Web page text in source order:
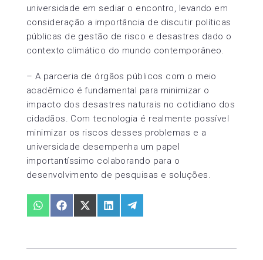
universidade em sediar o encontro, levando em
consideração a importância de discutir políticas
públicas de gestão de risco e desastres dado o
contexto climático do mundo contemporâneo.
– A parceria de órgãos públicos com o meio
acadêmico é fundamental para minimizar o
impacto dos desastres naturais no cotidiano dos
cidadãos. Com tecnologia é realmente possível
minimizar os riscos desses problemas e a
universidade desempenha um papel
importantíssimo colaborando para o
desenvolvimento de pesquisas e soluções.
Share
on
Share
on
Share
on
Share
on
Share
on